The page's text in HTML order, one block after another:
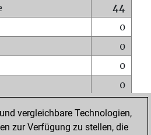
44
0
0
0
0
0
vergleichbare Technologien,
zur Verfügung zu stellen, die